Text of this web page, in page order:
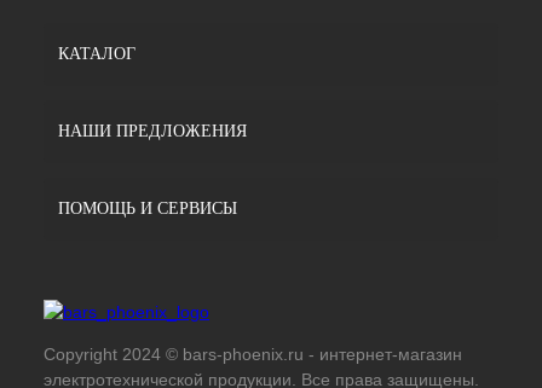
КАТАЛОГ
НАШИ ПРЕДЛОЖЕНИЯ
ПОМОЩЬ И СЕРВИСЫ
Copyright 2024 © bars-phoenix.ru - интернет-магазин
электротехнической продукции. Все права защищены.